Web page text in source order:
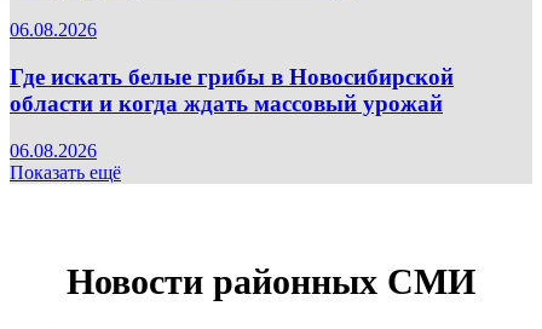
06.08.2026
Где искать белые грибы в Новосибирской
области и когда ждать массовый урожай
06.08.2026
Показать ещё